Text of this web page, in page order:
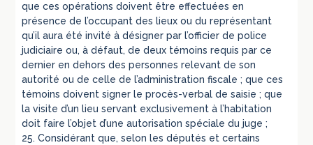
que ces opérations doivent être effectuées en
présence de l’occupant des lieux ou du représentant
qu’il aura été invité à désigner par l’officier de police
judiciaire ou, à défaut, de deux témoins requis par ce
dernier en dehors des personnes relevant de son
autorité ou de celle de l’administration fiscale ; que ces
témoins doivent signer le procès-verbal de saisie ; que
la visite d’un lieu servant exclusivement à l’habitation
doit faire l’objet d’une autorisation spéciale du juge ;
25. Considérant que, selon les députés et certains